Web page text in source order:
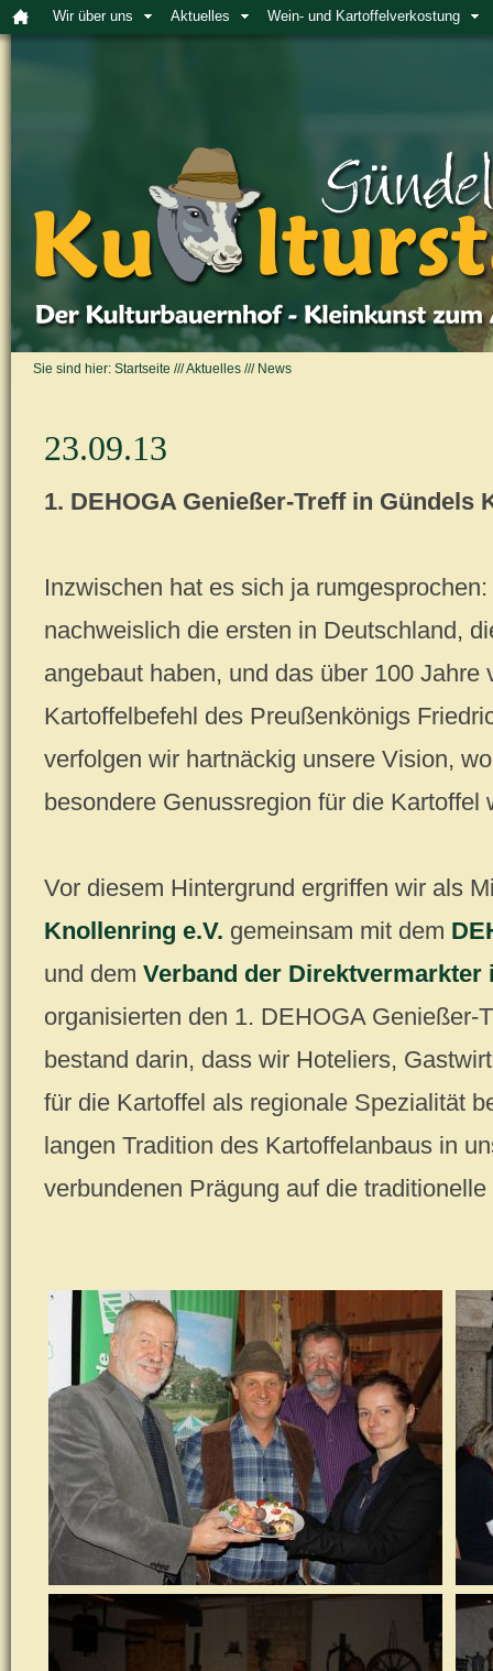
Wir über uns Aktuelles Wein- und Kartoffelverkostung
Sie sind hier: Startseite ///Aktuelles /// News
23.09.13
1. DEHOGA Genießer-Treff in Gündels
Inzwischen hat es sich ja
nachweislich die ersten in Deutschland,
angebaut haben, und das über 100 Jahre
Kartoffelbefehl des Preußenkönigs
verfolgen wir hartnäckig unsere Vision,
besondere Genussregion für die Kartoffel
Vor diesem Hintergrund ergriffen wir als
Knollenring e.V. gemeinsam mit dem
und dem Verband der Direktvermarkter
organisierten den 1. DEHOGA Genießer-
bestand darin, dass wir Hoteliers,
für die Kartoffel als regionale Spezialität
langen Tradition des Kartoffelanbaus in
verbundenen Prägung auf die